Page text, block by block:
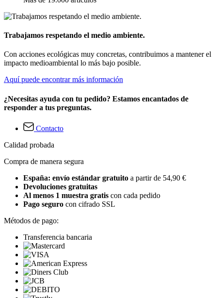
Trabajamos respetando el medio ambiente.
Con acciones ecológicas muy concretas, contribuimos a mantener el
impacto medioambiental lo más bajo posible.
Aquí puede encontrar más información
¿Necesitas ayuda con tu pedido? Estamos encantados de
responder a tus preguntas.
Contacto
Calidad probada
Compra de manera segura
España: envío estándar gratuito a partir de 54,90 €
Devoluciones gratuitas
Al menos 1 muestra gratis con cada pedido
Pago seguro con cifrado SSL
Métodos de pago:
Transferencia bancaria